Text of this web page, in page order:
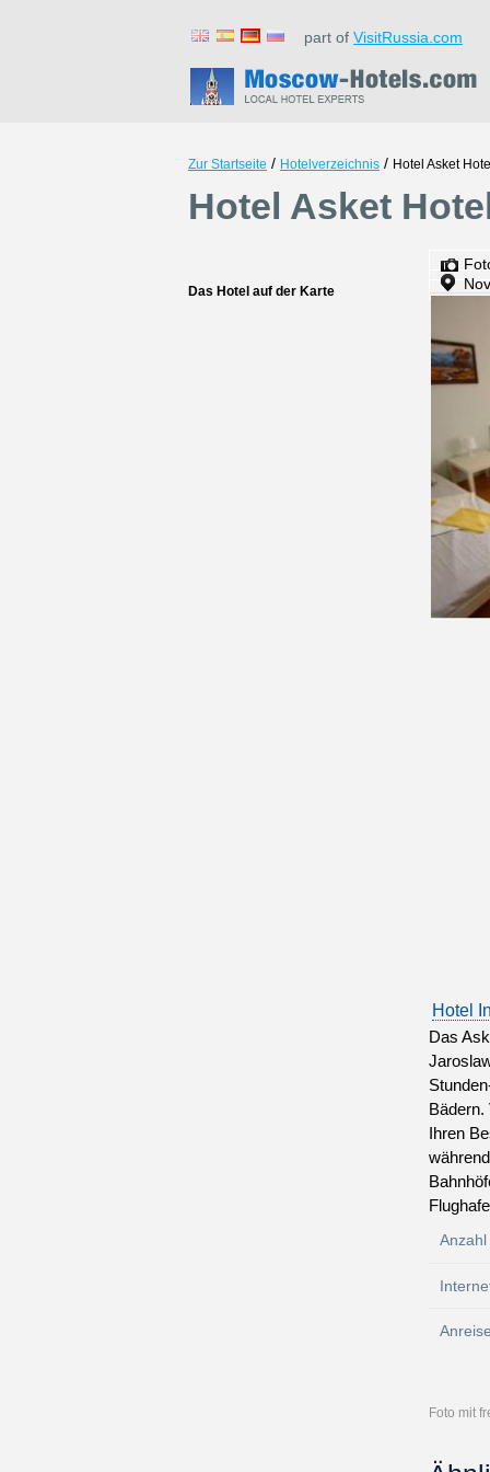
part of VisitRussia.com
Zur Startseite / Hotelverzeichnis / Hotel Asket
Hotel Asket
Das Hotel auf der Karte
Hotel
Das
Bädern.
Ihren
Foto mit